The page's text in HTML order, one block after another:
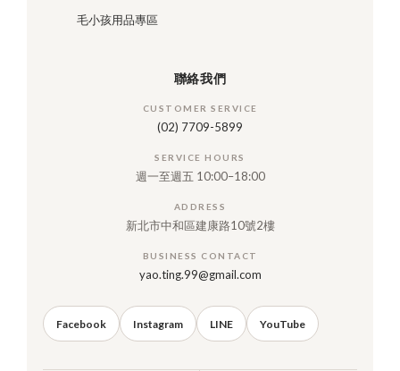
毛小孩用品專區
聯絡我們
CUSTOMER SERVICE
(02) 7709-5899
SERVICE HOURS
週一至週五 10:00–18:00
ADDRESS
新北市中和區建康路10號2樓
BUSINESS CONTACT
yao.ting.99@gmail.com
Facebook Instagram LINE YouTube